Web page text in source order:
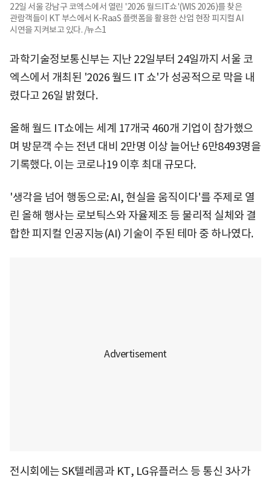
22일 서울 강남구 코엑스에서 열린 '2026 월드IT쇼'(WIS 2026)를 찾은
관람객들이 KT 부스에서 K-RaaS 플랫폼을 활용한 산업 현장 피지컬 AI
시연을 지켜보고 있다. /뉴스1
과학기술정보통신부는 지난 22일부터 24일까지 서울 코
엑스에서 개최된 '2026 월드 IT 쇼'가 성공적으로 막을 내
렸다고 26일 밝혔다.
올해 월드 IT쇼에는 세계 17개국 460개 기업이 참가했으
며 방문객 수는 전년 대비 2만명 이상 늘어난 6만8493명을
기록했다. 이는 코로나19 이후 최대 규모다.
'생각을 넘어 행동으로: AI, 현실을 움직이다'를 주제로 열
린 올해 행사는 로보틱스와 자율제조 등 물리적 실체와 결
합한 피지컬 인공지능(AI) 기술이 주된 테마 중 하나였다.
전시회에는 SK텔레콤과 KT, LG유플러스 등 통신 3사가